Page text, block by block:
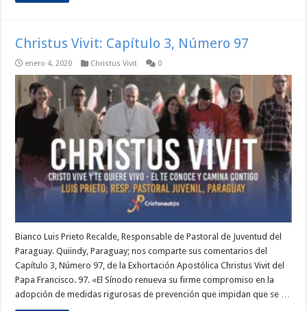
Christus Vivit: Capítulo 3, Número 97
enero 4, 2020 Christus Vivit 0
Bianco Luis Prieto Recalde, Responsable de Pastoral de Juventud del
Paraguay. Quiindy, Paraguay; nos comparte sus comentarios del
Capítulo 3, Número 97, de la Exhortación Apostólica Christus Vivit del
Papa Francisco. 97. «El Sínodo renueva su firme compromiso en la
adopción de medidas rigurosas de prevención que impidan que se …